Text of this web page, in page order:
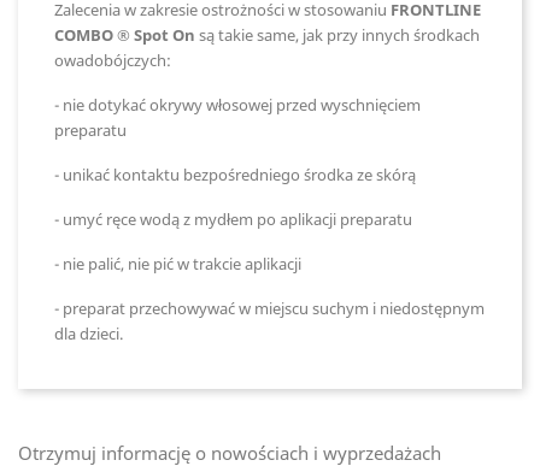
Zalecenia w zakresie ostrożności w stosowaniu FRONTLINE
COMBO ® Spot On są takie same, jak przy innych środkach
owadobójczych:
- nie dotykać okrywy włosowej przed wyschnięciem
preparatu
- unikać kontaktu bezpośredniego środka ze skórą
- umyć ręce wodą z mydłem po aplikacji preparatu
- nie palić, nie pić w trakcie aplikacji
- preparat przechowywać w miejscu suchym i niedostępnym
dla dzieci.
Otrzymuj informację o nowościach i wyprzedażach